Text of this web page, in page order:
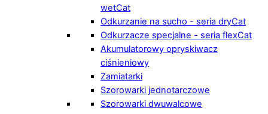
wetCat
Odkurzanie na sucho - seria dryCat
Odkurzacze specjalne - seria flexCat
Akumulatorowy opryskiwacz
ciśnieniowy
Zamiatarki
Szorowarki jednotarczowe
Szorowarki dwuwalcowe